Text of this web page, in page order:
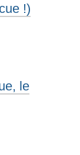
!)
le